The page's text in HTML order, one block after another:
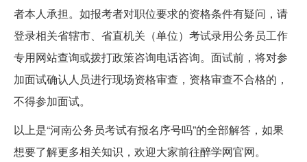
者本人承担。如报考者对职位要求的资格条件有疑问，请
登录相关省辖市、省直机关（单位）考试录用公务员工作
专用网站查询或拨打政策咨询电话咨询。面试前，将对参
加面试确认人员进行现场资格审查，资格审查不合格的，
不得参加面试。
以上是“河南公务员考试有报名序号吗”的全部解答，如果
想要了解更多相关知识，欢迎大家前往醉学网官网。